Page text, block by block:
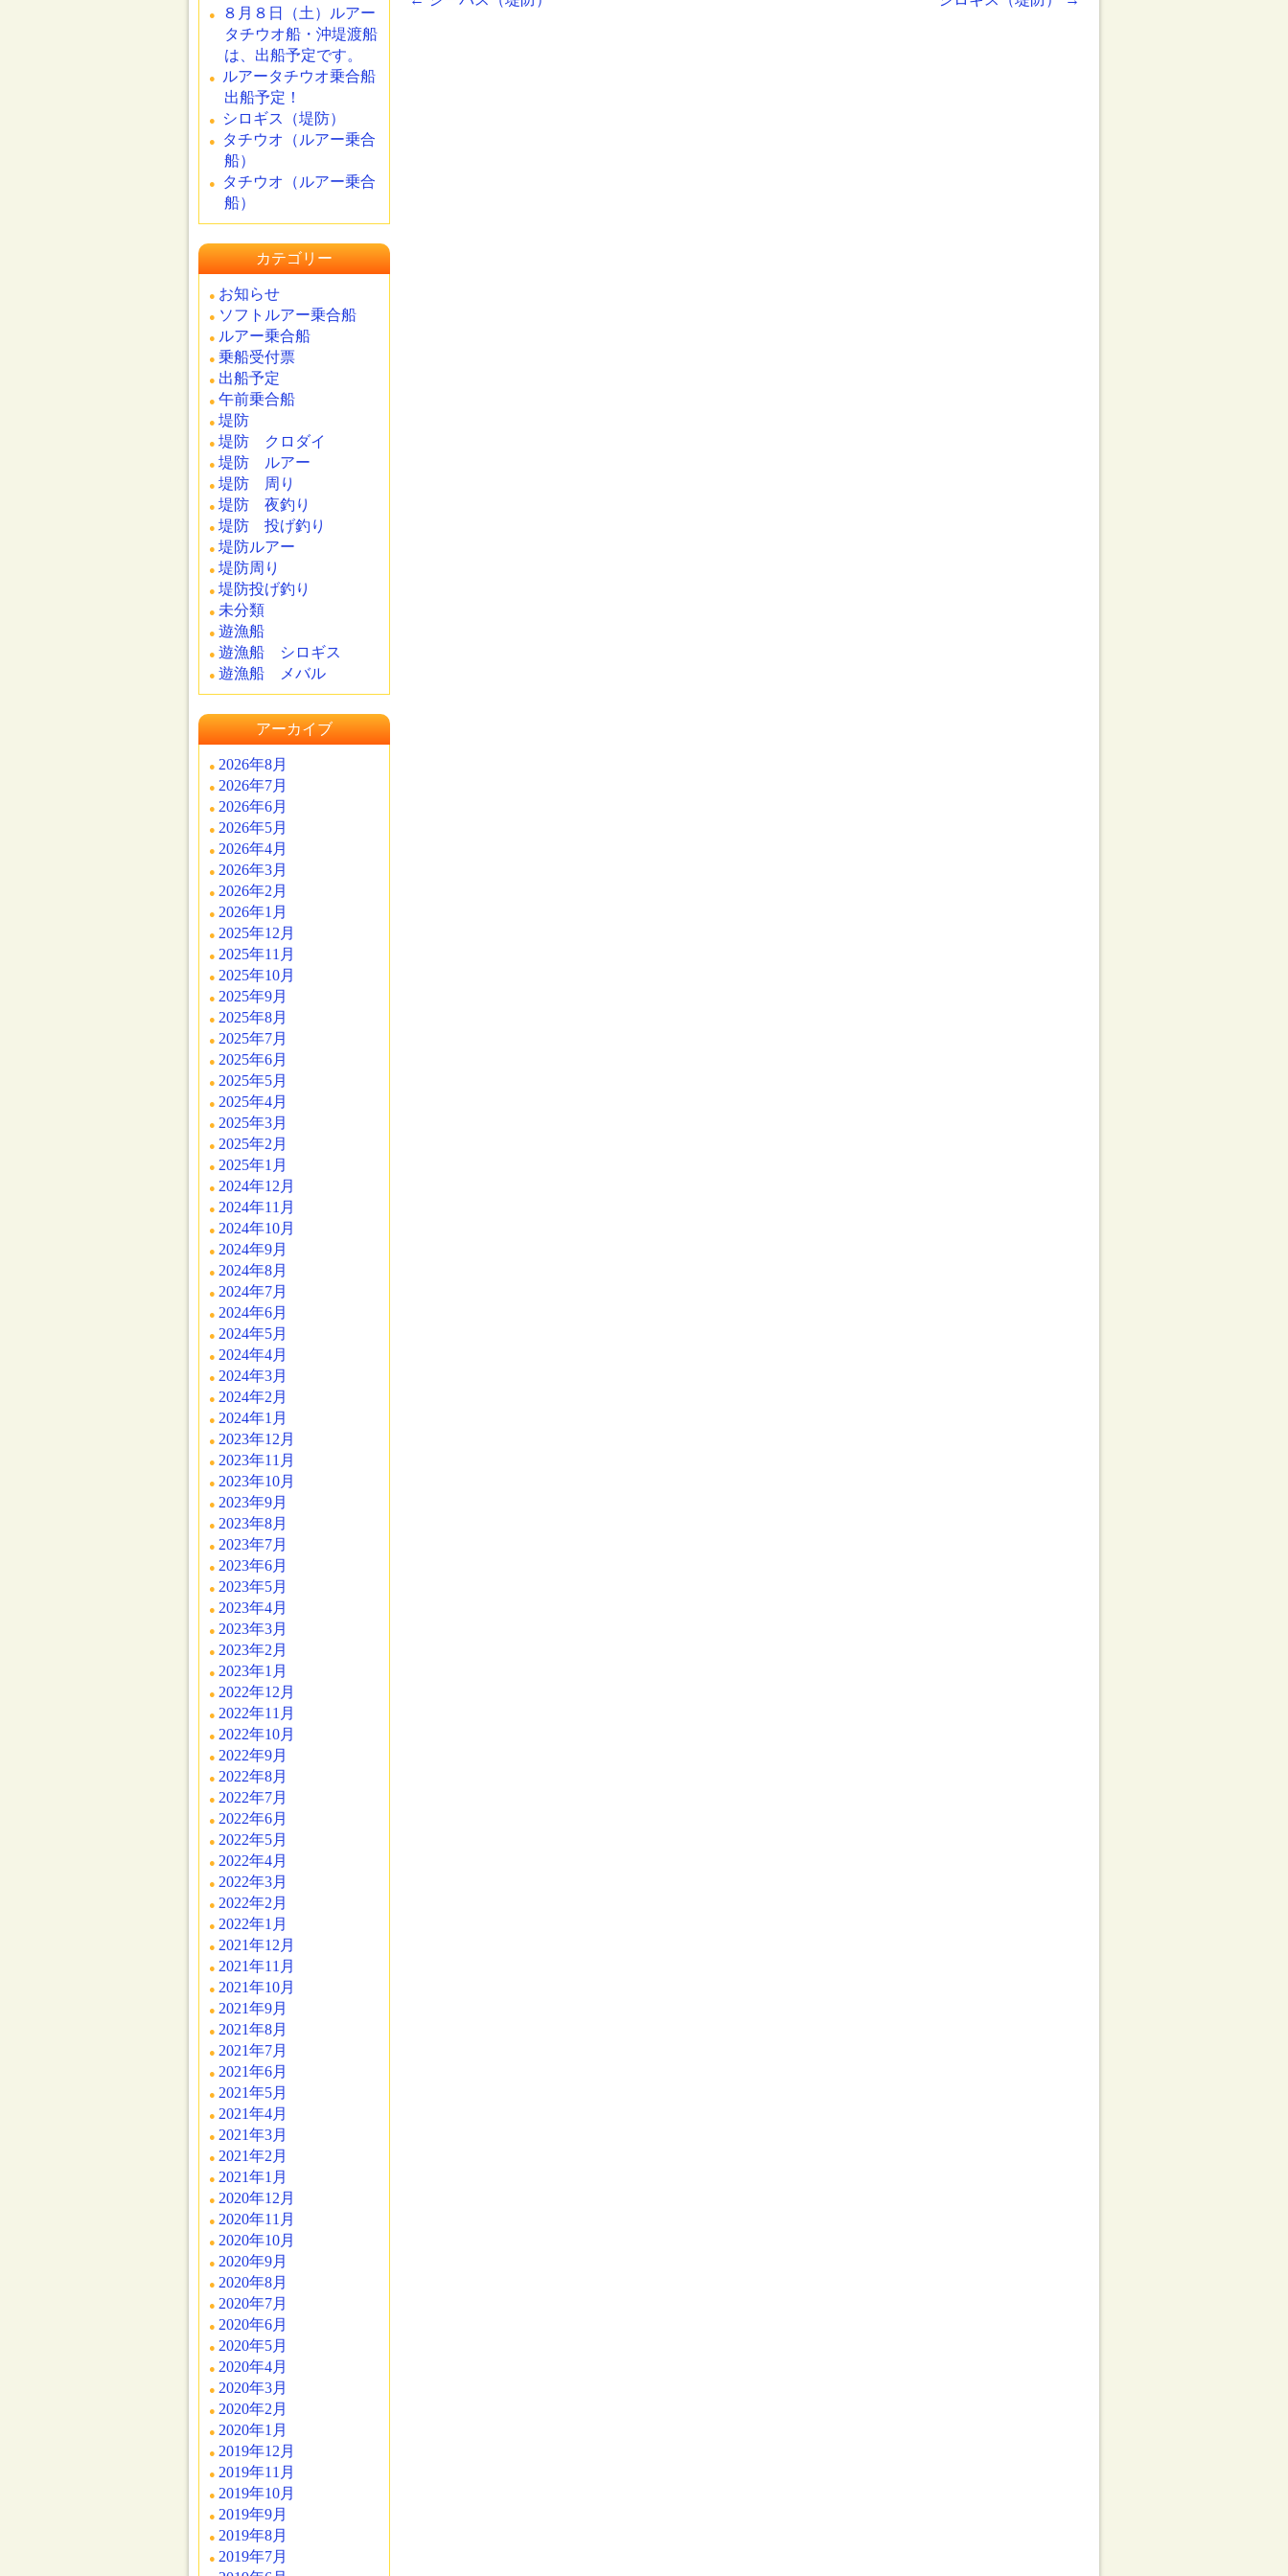
８月８日（土）ルアー
タチウオ船・沖堤渡船
は、出船予定です。
ルアータチウオ乗合船
出船予定！
シロギス（堤防）
タチウオ（ルアー乗合
船）
タチウオ（ルアー乗合
船）
カテゴリー
お知らせ
ソフトルアー乗合船
ルアー乗合船
乗船受付票
出船予定
午前乗合船
堤防
堤防 クロダイ
堤防 ルアー
堤防 周り
堤防 夜釣り
堤防 投げ釣り
堤防ルアー
堤防周り
堤防投げ釣り
未分類
遊漁船
遊漁船 シロギス
遊漁船 メバル
アーカイブ
2026年8月
2026年7月
2026年6月
2026年5月
2026年4月
2026年3月
2026年2月
2026年1月
2025年12月
2025年11月
2025年10月
2025年9月
2025年8月
2025年7月
2025年6月
2025年5月
2025年4月
2025年3月
2025年2月
2025年1月
2024年12月
2024年11月
2024年10月
2024年9月
2024年8月
2024年7月
2024年6月
2024年5月
2024年4月
2024年3月
2024年2月
2024年1月
2023年12月
2023年11月
2023年10月
2023年9月
2023年8月
2023年7月
2023年6月
2023年5月
2023年4月
2023年3月
2023年2月
2023年1月
2022年12月
2022年11月
2022年10月
2022年9月
2022年8月
2022年7月
2022年6月
2022年5月
2022年4月
2022年3月
2022年2月
2022年1月
2021年12月
2021年11月
2021年10月
2021年9月
2021年8月
2021年7月
2021年6月
2021年5月
2021年4月
2021年3月
2021年2月
2021年1月
2020年12月
2020年11月
2020年10月
2020年9月
2020年8月
2020年7月
2020年6月
2020年5月
2020年4月
2020年3月
2020年2月
2020年1月
2019年12月
2019年11月
2019年10月
2019年9月
2019年8月
2019年7月